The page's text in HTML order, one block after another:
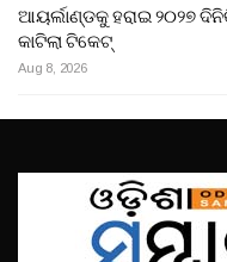
ଆୟର୍ଲାଣ୍ଡକୁ ହରାଇ ୨୦୨୭
କାଟିଲା ଟିକେଟ୍
Aug 8, 2026